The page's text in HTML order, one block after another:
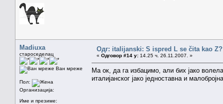
Madiuxa
староседелац
Ван мреже
Пол:
Организација:
Име и презиме:
Одг: italijanski: S ispred L se čita kao
« Одговор #14 у: 14.25 ч. 26.11.2007. »
Ма ок, да га избацимо, али бих јако
италијанског јако једноставна и